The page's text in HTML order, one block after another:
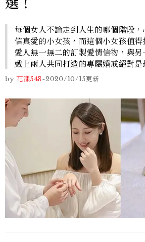
每個女人不論走到人生的哪個階段
信真愛的小女孩，而這個小女孩值
愛人無一無二的訂製愛情信物，與另
戴上兩人共同打造的專屬婚戒絕對是
by 花漾543-2020/10/15更新